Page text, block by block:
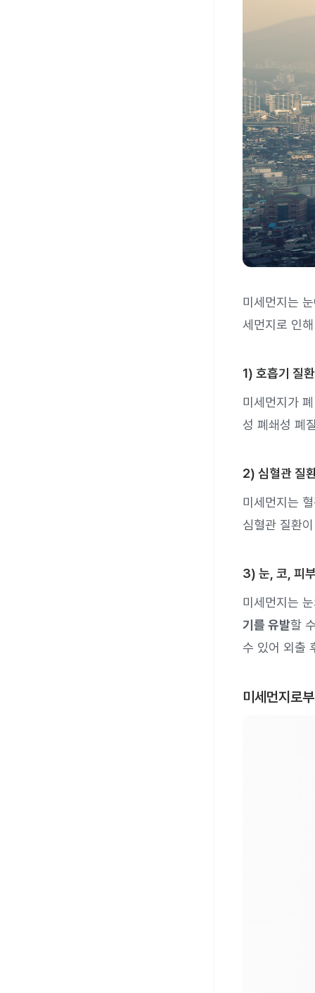
미세먼지는
세먼지로 인
1) 호흡기 질환
미세먼지가
성 폐쇄성 폐
2) 심혈관 질
미세먼지는
심혈관 질환
3) 눈, 코, 피
미세먼지는
기를 유발할
수 있어 외출
미세먼지로